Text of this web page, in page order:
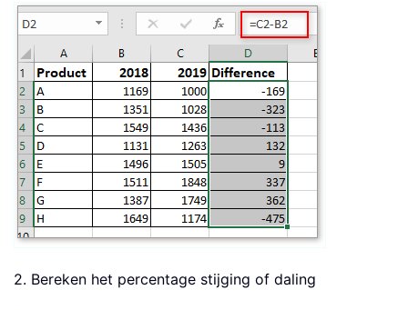
2. Bereken het percentage stijging of daling